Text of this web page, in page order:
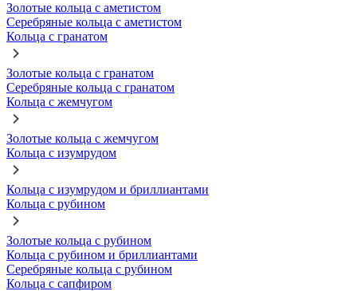
Золотые кольца с аметистом
Серебряные кольца с аметистом
Кольца с гранатом
Золотые кольца с гранатом
Серебряные кольца с гранатом
Кольца с жемчугом
Золотые кольца с жемчугом
Кольца с изумрудом
Кольца с изумрудом и бриллиантами
Кольца с рубином
Золотые кольца с рубином
Кольца с рубином и бриллиантами
Серебряные кольца с рубином
Кольца с сапфиром